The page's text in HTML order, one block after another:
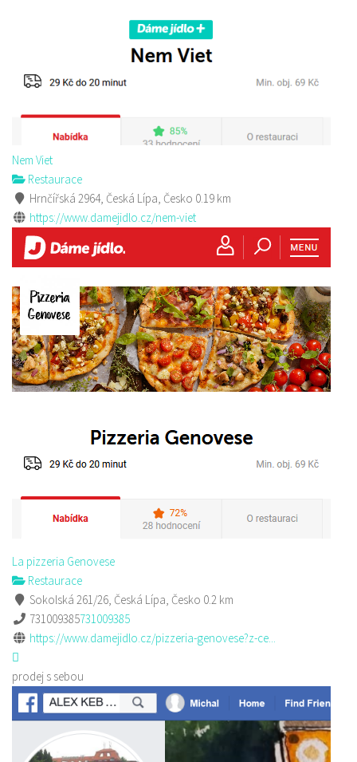
Nem Viet
Restaurace
Hrnčířská 2964, Česká Lípa, Česko 0.19 km
https://www.damejidlo.cz/nem-viet
La pizzeria Genovese
Restaurace
Sokolská 261/26, Česká Lípa, Česko 0.2 km
731009385731009385
https://www.damejidlo.cz/pizzeria-genovese?z-ce...
prodej s sebou